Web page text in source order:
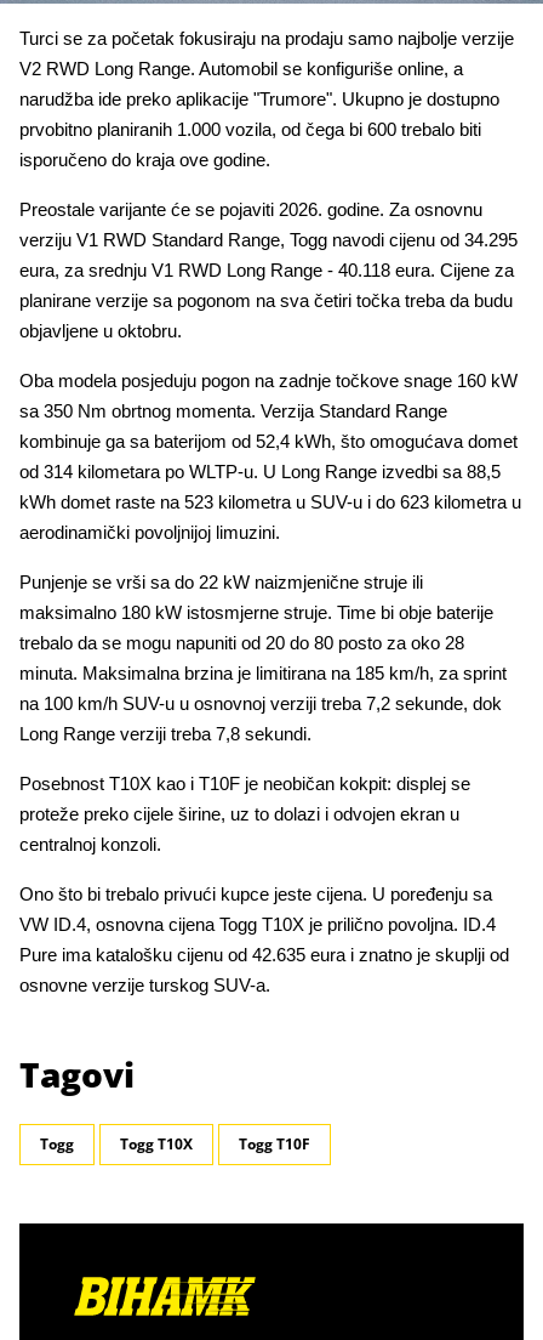
Turci se za početak fokusiraju na prodaju samo najbolje verzije
V2 RWD Long Range. Automobil se konfiguriše online, a
narudžba ide preko aplikacije "Trumore". Ukupno je dostupno
prvobitno planiranih 1.000 vozila, od čega bi 600 trebalo biti
isporučeno do kraja ove godine.
Preostale varijante će se pojaviti 2026. godine. Za osnovnu
verziju V1 RWD Standard Range, Togg navodi cijenu od 34.295
eura, za srednju V1 RWD Long Range - 40.118 eura. Cijene za
planirane verzije sa pogonom na sva četiri točka treba da budu
objavljene u oktobru.
Oba modela posjeduju pogon na zadnje točkove snage 160 kW
sa 350 Nm obrtnog momenta. Verzija Standard Range
kombinuje ga sa baterijom od 52,4 kWh, što omogućava domet
od 314 kilometara po WLTP-u. U Long Range izvedbi sa 88,5
kWh domet raste na 523 kilometra u SUV-u i do 623 kilometra u
aerodinamički povoljnijoj limuzini.
Punjenje se vrši sa do 22 kW naizmjenične struje ili
maksimalno 180 kW istosmjerne struje. Time bi obje baterije
trebalo da se mogu napuniti od 20 do 80 posto za oko 28
minuta. Maksimalna brzina je limitirana na 185 km/h, za sprint
na 100 km/h SUV-u u osnovnoj verziji treba 7,2 sekunde, dok
Long Range verziji treba 7,8 sekundi.
Posebnost T10X kao i T10F je neobičan kokpit: displej se
proteže preko cijele širine, uz to dolazi i odvojen ekran u
centralnoj konzoli.
Ono što bi trebalo privući kupce jeste cijena. U poređenju sa
VW ID.4, osnovna cijena Togg T10X je prilično povoljna. ID.4
Pure ima katalošku cijenu od 42.635 eura i znatno je skuplji od
osnovne verzije turskog SUV-a.
Tagovi
Togg Togg T10X Togg T10F